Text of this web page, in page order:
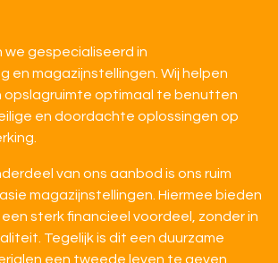
we gespecialiseerd in
en magazijnstellingen. Wij helpen
opslagruimte optimaal te benutten
en doordachte oplossingen op
van ons aanbod is ons ruim
magazijnstellingen. Hiermee bieden
sterk financieel voordeel, zonder in
Tegelijk is dit een duurzame
een tweede leven te geven,